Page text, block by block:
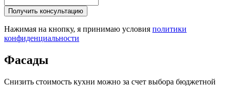
Получить консультацию
Нажимая на кнопку, я принимаю условия политики
конфиденциальности
Фасады
Снизить стоимость кухни можно за счет выбора бюджетной